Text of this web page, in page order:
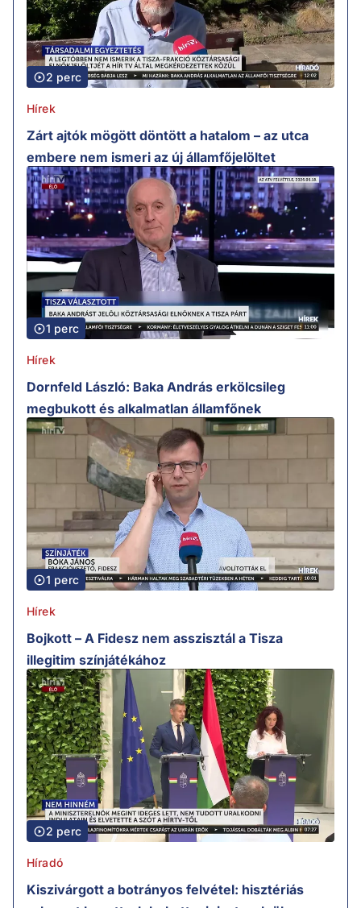
2 perc
Hírek
Zárt ajtók mögött döntött a hatalom – az utca
embere nem ismeri az új államfőjelöltet
1 perc
Hírek
Dornfeld László: Baka András erkölcsileg
megbukott és alkalmatlan államfőnek
1 perc
Hírek
Bojkott – A Fidesz nem asszisztál a Tisza
illegitim színjátékához
2 perc
Híradó
Kiszivárgott a botrányos felvétel: hisztériás